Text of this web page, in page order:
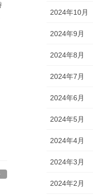
2024年10月
2024年9月
2024年8月
2024年7月
2024年6月
2024年5月
2024年4月
2024年3月
2024年2月